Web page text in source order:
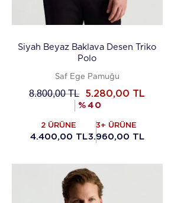
Siyah Beyaz Baklava Desen Triko
Polo
Saf Ege Pamuğu
8.800,00TL 5.280,00 TL
%40
2 ÜRÜNE
4.400,00 TL
3+ ÜRÜNE
3.960,00 TL